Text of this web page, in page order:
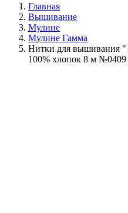
Главная
Вышивание
Мулине
Мулине Гамма
Нитки для вышивания "
100% хлопок 8 м